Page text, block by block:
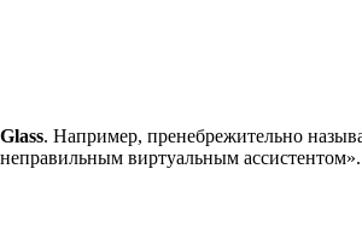
. Например, пренебрежительно
виртуальным ассистентом».